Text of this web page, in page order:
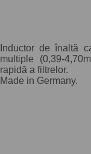
Inductor de înaltă
multiple (0,39-
rapidă a filtrelor.
Made in Germany.